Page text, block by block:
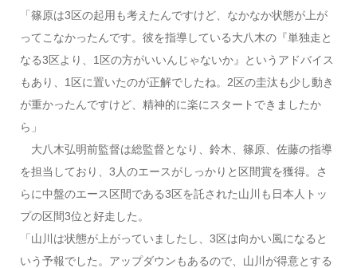
「篠原は3区の起用も考えたんですけど、なかなか状態が上が
ってこなかったんです。彼を指導している大八木の『単独走と
なる3区より、1区の方がいいんじゃないか』というアドバイス
もあり、1区に置いたのが正解でしたね。2区の圭汰も少し動き
が重かったんですけど、精神的に楽にスタートできましたか
ら」
大八木弘明前監督は総監督となり、鈴木、篠原、佐藤の指導
を担当しており、3人のエースがしっかりと区間賞を獲得。さ
らに中盤のエース区間である3区を託された山川も日本人トッ
プの区間3位と好走した。
「山川は状態が上がっていましたし、3区は向かい風になると
いう予報でした。アップダウンもあるので、山川が得意とする